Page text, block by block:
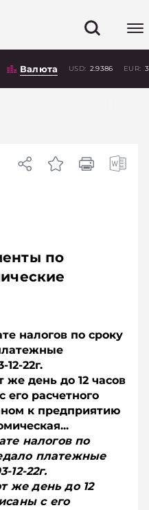
Валюта USD: 2.9386 EUR:
по
налогов по сроку
22г.
же день до 12 часов
расчетного
к предприятию
налогов по
платежные
12-22г.
же день до 12
с его